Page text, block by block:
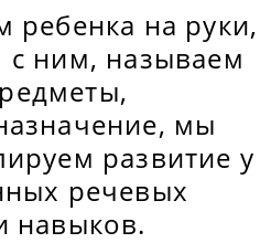
ребенка на руки,
с ним, называем
мы
развитие у
речевых
навыков.